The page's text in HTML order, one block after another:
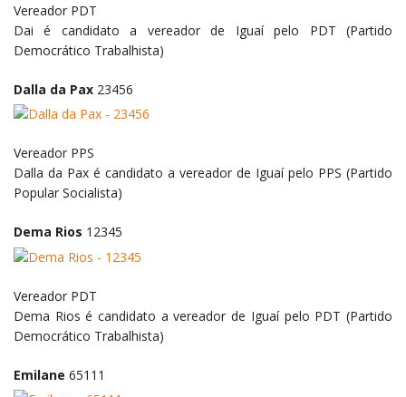
Vereador PDT
Dai é candidato a vereador de Iguaí pelo PDT (Partido
Democrático Trabalhista)
Dalla da Pax 23456
Vereador PPS
Dalla da Pax é candidato a vereador de Iguaí pelo PPS (Partido
Popular Socialista)
Dema Rios 12345
Vereador PDT
Dema Rios é candidato a vereador de Iguaí pelo PDT (Partido
Democrático Trabalhista)
Emilane 65111